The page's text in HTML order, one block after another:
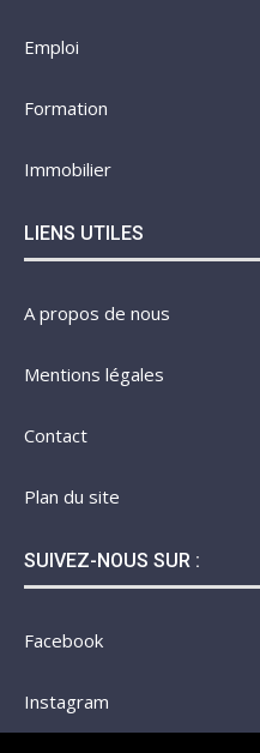
Emploi
Formation
Immobilier
LIENS UTILES
A propos de nous
Mentions légales
Contact
Plan du site
SUIVEZ-NOUS SUR :
Facebook
Instagram